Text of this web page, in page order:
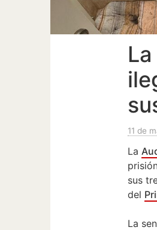
11 de
La
sus
del
La